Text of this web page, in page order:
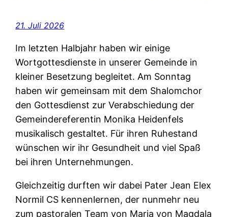
21. Juli 2026
Im letzten Halbjahr haben wir einige
Wortgottesdienste in unserer Gemeinde in
kleiner Besetzung begleitet. Am Sonntag
haben wir gemeinsam mit dem Shalomchor
den Gottesdienst zur Verabschiedung der
Gemeindereferentin Monika Heidenfels
musikalisch gestaltet. Für ihren Ruhestand
wünschen wir ihr Gesundheit und viel Spaß
bei ihren Unternehmungen.
Gleichzeitig durften wir dabei Pater Jean Elex
Normil CS kennenlernen, der nunmehr neu
zum pastoralen Team von Maria von Magdala